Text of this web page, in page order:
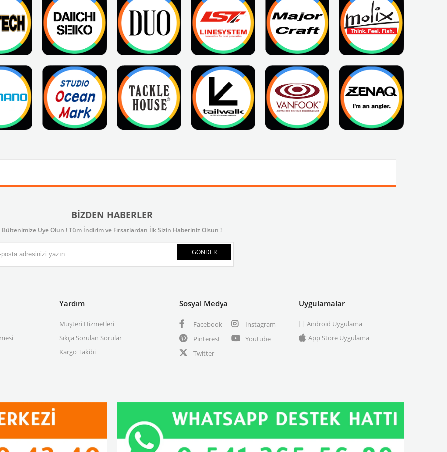
BIZDEN HABERLER
Bültenimize Üye Olun ! Tüm İndirim ve Fırsatlardan İlk Sizin Haberiniz Olsun !
GÖNDER
Yardım
Müşteri Hizmetleri
Sıkça Sorulan Sorular
Kargo Takibi
Sosyal Medya
Facebook
Instagram
Pinterest
Youtube
Twitter
Uygulamalar
Android Uygulama
App Store Uygulama